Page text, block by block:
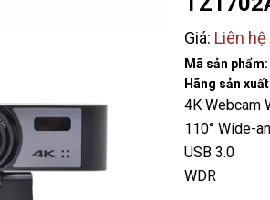
Giá: Liên hệ
Mã sản phẩm:
Hãng sản
4K Webcam
110° Wide-
USB 3.0
WDR